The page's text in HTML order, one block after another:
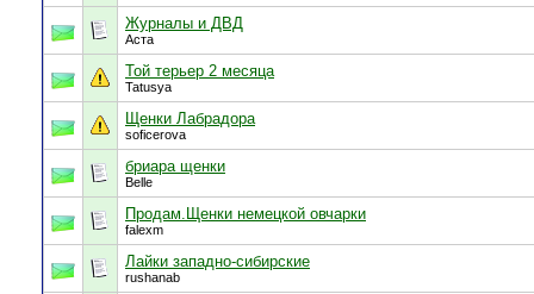
Журналы и ДВД
Аста
Той терьер 2 месяца
Tatusya
Щенки Лабрадора
soficerova
бриара щенки
Belle
Продам.Щенки немецкой овчарки
falexm
Лайки западно-сибирские
rushanab